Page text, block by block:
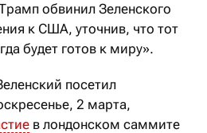
обвинил Зеленского
к США, уточнив, что тот
будет готов к миру».
посетил
2 марта,
в лондонском саммите